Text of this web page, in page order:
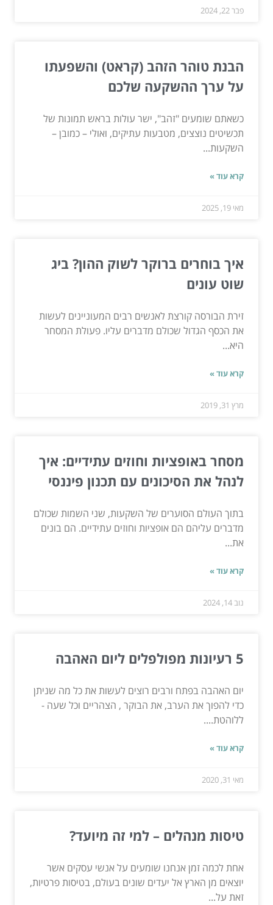
פבר 22, 2024
הבנת טוהר הזהב (קראט) והשפעתו
על ערך ההשקעה שלכם
כשאתם שומעים "זהב", ישר עולות בראש תמונות של
תכשיטים נוצצים, מטבעות עתיקים, ואולי – כמובן –
השקעות...
קרא עוד »
מאי 19, 2025
איך בוחרים ברוקר לשוק ההון? ביג
שוט עונים
זירת הבורסה קורצת לאנשים רבים המעוניינים לעשות
את הכסף הגדול שכולם מדברים עליו. פעולת המסחר
היא...
קרא עוד »
מרץ 31, 2019
מסחר באופציות וחוזים עתידיים: איך
לנהל את הסיכונים עם תכנון פיננסי
בתוך העולם הסוערים של השקעות, שני השמות שכולם
מדברים עליהם הם אופציות וחוזים עתידיים. הם בונים
את...
קרא עוד »
נוב 14, 2024
5 רעיונות מפולפלים ליום האהבה
יום האהבה בפתח ורבים רוצים לעשות את כל מה שניתן
כדי להפוך את הערב, את הבוקר , הצהריים וכל שעה -
ללוהטת....
קרא עוד »
מאי 31, 2020
טיסות מנהלים – למי זה מיועד?
אחת לכמה זמן אנחנו שומעים על אנשי עסקים אשר
יוצאים מן הארץ אל יעדים שונים בעולם, בטיסות פרטיות,
זאת על...